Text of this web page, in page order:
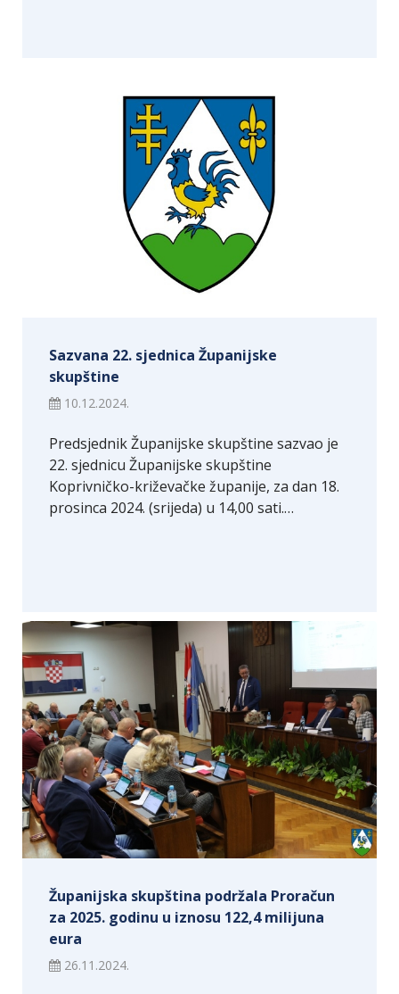
Sazvana 22. sjednica Županijske
skupštine
10.12.2024.
Predsjednik Županijske skupštine sazvao je
22. sjednicu Županijske skupštine
Koprivničko-križevačke županije, za dan 18.
prosinca 2024. (srijeda) u 14,00 sati.…
Županijska skupština podržala Proračun
za 2025. godinu u iznosu 122,4 milijuna
eura
26.11.2024.